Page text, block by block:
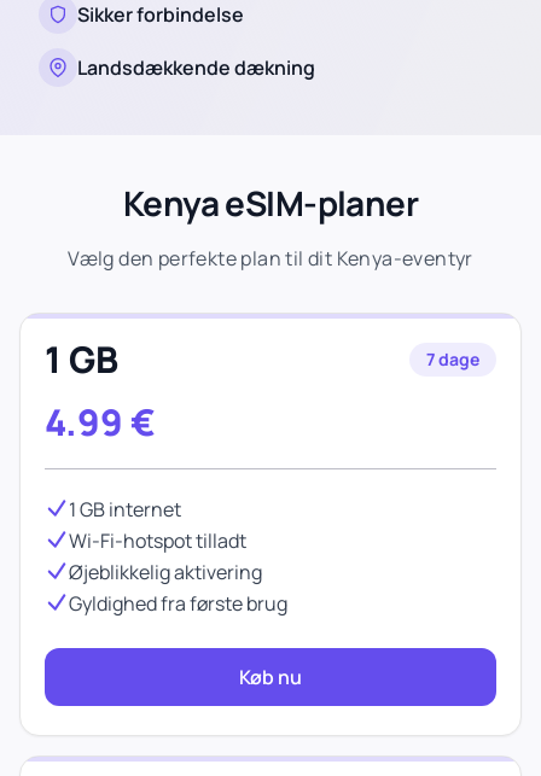
Sikker forbindelse
Landsdækkende dækning
Kenya eSIM-planer
Vælg den perfekte plan til dit Kenya-eventyr
1 GB 7 dage
4.99 €
1 GB internet
Wi-Fi-hotspot tilladt
Øjeblikkelig aktivering
Gyldighed fra første brug
Køb nu